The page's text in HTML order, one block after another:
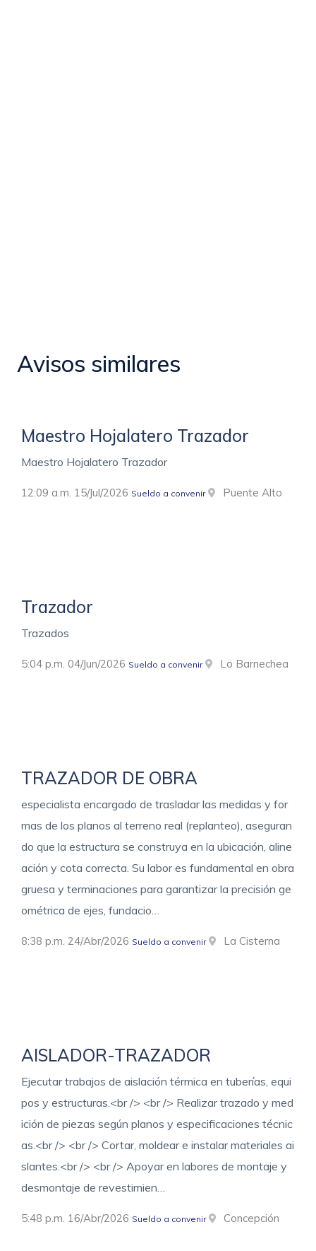
Avisos similares
Maestro Hojalatero Trazador
Maestro Hojalatero Trazador
12:09 a.m. 15/Jul/2026 Sueldo a convenir Puente Alto
Trazador
Trazados
5:04 p.m. 04/Jun/2026 Sueldo a convenir Lo Barnechea
TRAZADOR DE OBRA
especialista encargado de trasladar las medidas y for
mas de los planos al terreno real (replanteo), aseguran
do que la estructura se construya en la ubicación, aline
ación y cota correcta. Su labor es fundamental en obra
gruesa y terminaciones para garantizar la precisión ge
ométrica de ejes, fundacio…
8:38 p.m. 24/Abr/2026 Sueldo a convenir La Cisterna
AISLADOR-TRAZADOR
Ejecutar trabajos de aislación térmica en tuberías, equi
pos y estructuras.<br /> <br /> Realizar trazado y med
ición de piezas según planos y especificaciones técnic
as.<br /> <br /> Cortar, moldear e instalar materiales ai
slantes.<br /> <br /> Apoyar en labores de montaje y
desmontaje de revestimien…
5:48 p.m. 16/Abr/2026 Sueldo a convenir Concepción